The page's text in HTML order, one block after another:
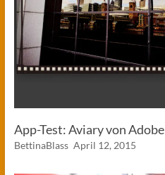
App-Test: Aviary von Adobe
BettinaBlass April 12, 2015